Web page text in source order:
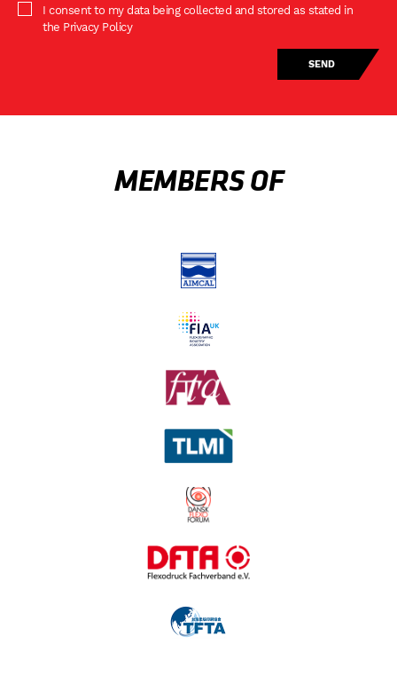
I consent to my data being collected and stored as stated in
the Privacy Policy
MEMBERS OF